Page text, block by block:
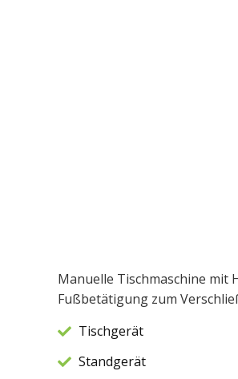
Manuelle Tischmaschine mit
Fußbetätigung zum
Tischgerät
Standgerät